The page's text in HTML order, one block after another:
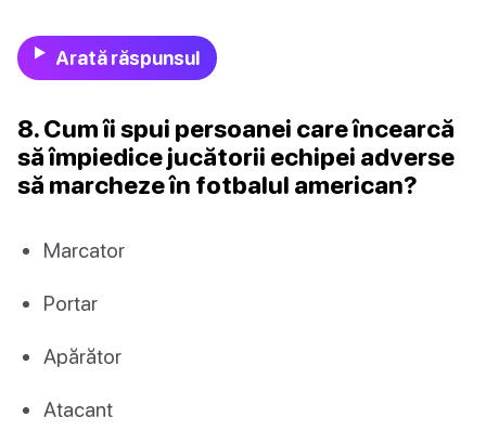
Arată răspunsul
8. Cum îi spui persoanei care încearcă
să împiedice jucătorii echipei adverse
să marcheze în fotbalul american?
Marcator
Portar
Apărător
Atacant